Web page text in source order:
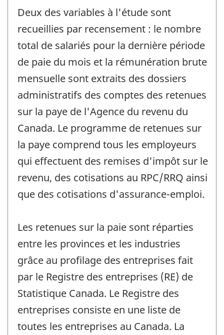
Deux des variables à l'étude sont
recueillies par recensement : le nombre
total de salariés pour la dernière période
de paie du mois et la rémunération brute
mensuelle sont extraits des dossiers
administratifs des comptes des retenues
sur la paye de l'Agence du revenu du
Canada. Le programme de retenues sur
la paye comprend tous les employeurs
qui effectuent des remises d'impôt sur le
revenu, des cotisations au RPC/RRQ ainsi
que des cotisations d'assurance-emploi.
Les retenues sur la paie sont réparties
entre les provinces et les industries
grâce au profilage des entreprises fait
par le Registre des entreprises (RE) de
Statistique Canada. Le Registre des
entreprises consiste en une liste de
toutes les entreprises au Canada. La